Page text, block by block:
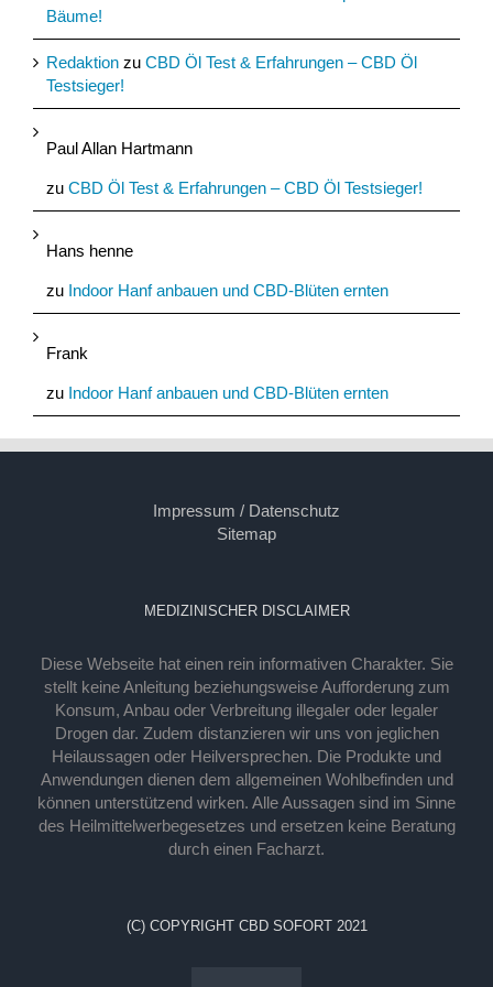
Bäume!
Redaktion zu CBD Öl Test & Erfahrungen – CBD Öl
Testsieger!
Paul Allan Hartmann
zu CBD Öl Test & Erfahrungen – CBD Öl Testsieger!
Hans henne
zu Indoor Hanf anbauen und CBD-Blüten ernten
Frank
zu Indoor Hanf anbauen und CBD-Blüten ernten
Impressum / Datenschutz
Sitemap
MEDIZINISCHER DISCLAIMER
Diese Webseite hat einen rein informativen Charakter. Sie
stellt keine Anleitung beziehungsweise Aufforderung zum
Konsum, Anbau oder Verbreitung illegaler oder legaler
Drogen dar. Zudem distanzieren wir uns von jeglichen
Heilaussagen oder Heilversprechen. Die Produkte und
Anwendungen dienen dem allgemeinen Wohlbefinden und
können unterstützend wirken. Alle Aussagen sind im Sinne
des Heilmittelwerbegesetzes und ersetzen keine Beratung
durch einen Facharzt.
(C) COPYRIGHT CBD SOFORT 2021